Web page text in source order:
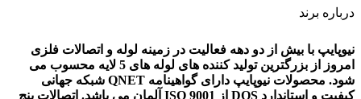
درباره برند
نیوپایپ با بیش از دو دهه فعالیت در زمینه لوله و اتصالات فلزی
امروز از بزرگترین تولید کننده های لوله های 5 لایه محسوب می
شود. محصولات نیوپایپ دارای گواهینامه QNET شبکه جهانی
کیفیت و استاندارد DQS از ISO 9001 آلمان می باشد. اتصالات پنج